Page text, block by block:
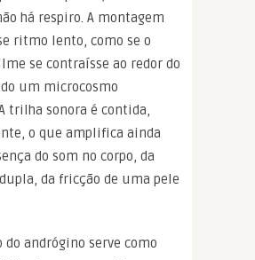
há respiro. A montagem
ritmo lento, como se o
se contraísse ao redor do
um microcosmo
trilha sonora é contida,
o que amplifica ainda
do som no corpo, da
da fricção de uma pele
andrógino serve como